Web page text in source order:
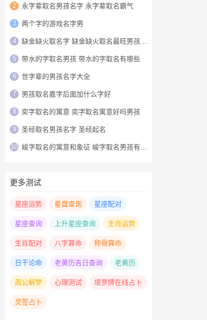
2 永字辈取名男孩名字 永字辈取名霸气
3 两个字的游戏名字男
4 缺金缺火取名字 缺金缺火取名最旺男孩名字
5 带水的字取名男孩 带水的字取名有哪些
6 世字辈的男孩名字大全
7 男孩取名嘉字后面加什么字好
8 奕字取名的寓意 奕字取名寓意好吗男孩
9 圣经取名男孩名字 圣经起名
10 峻字取名的寓意和象征 峻字取名男孩有寓意
更多测试
星座运势 星盘查询 星座配对
星座查询 上升星座查询 生肖运势
生肖配对 八字算命 称骨算命
日干论命 老黄历吉日查询 老黄历
周公解梦 心理测试 塔罗牌在线占卜
灵签占卜